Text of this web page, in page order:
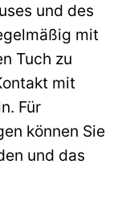
und des
mit
Tuch zu
mit
Für
können Sie
und das